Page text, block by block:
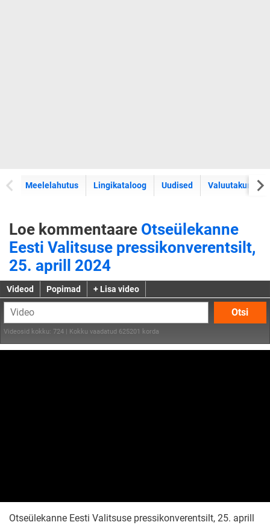
Meelelahutus Lingikataloog Uudised Valuutakursid
Loe kommentaare Otseülekanne
Eesti Valitsuse pressikonverentsilt,
25. aprill 2024
Videod Popimad + Lisa video
Otsi
Videosid kokku: 724 | Kokku vaadatud 625201 korda
Otseülekanne Eesti Valitsuse pressikonverentsilt, 25. aprill